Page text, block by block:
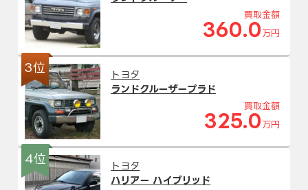
買取金額
360.0 万円
3位
トヨタ
ランドクルーザープラド
買取金額
325.0 万円
4位
トヨタ
ハリアー ハイブリッド